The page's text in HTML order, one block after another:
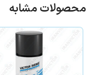
محصولات مشابه